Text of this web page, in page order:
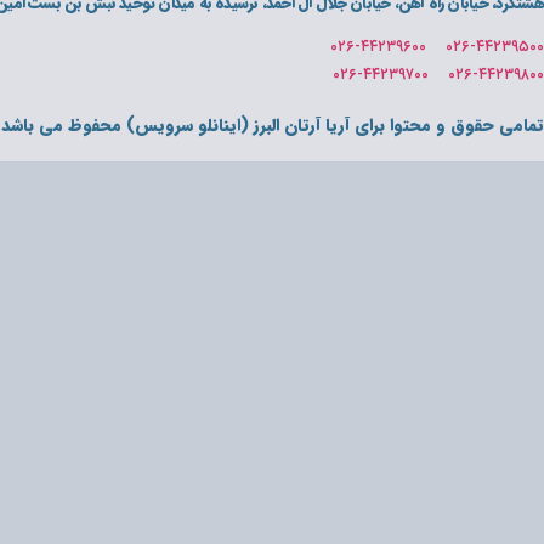
۰۲۶-۴۴۲۳۹۵۰۰ ۰۲۶-۴۴۲۳۹۶۰۰
۰۲۶-۴۴۲۳۹۸۰۰ ۰۲۶-۴۴۲۳۹۷۰۰
تمامی حقوق و محتوا برای آریا آرتان البرز (اینانلو سرویس) محفوظ می باشد